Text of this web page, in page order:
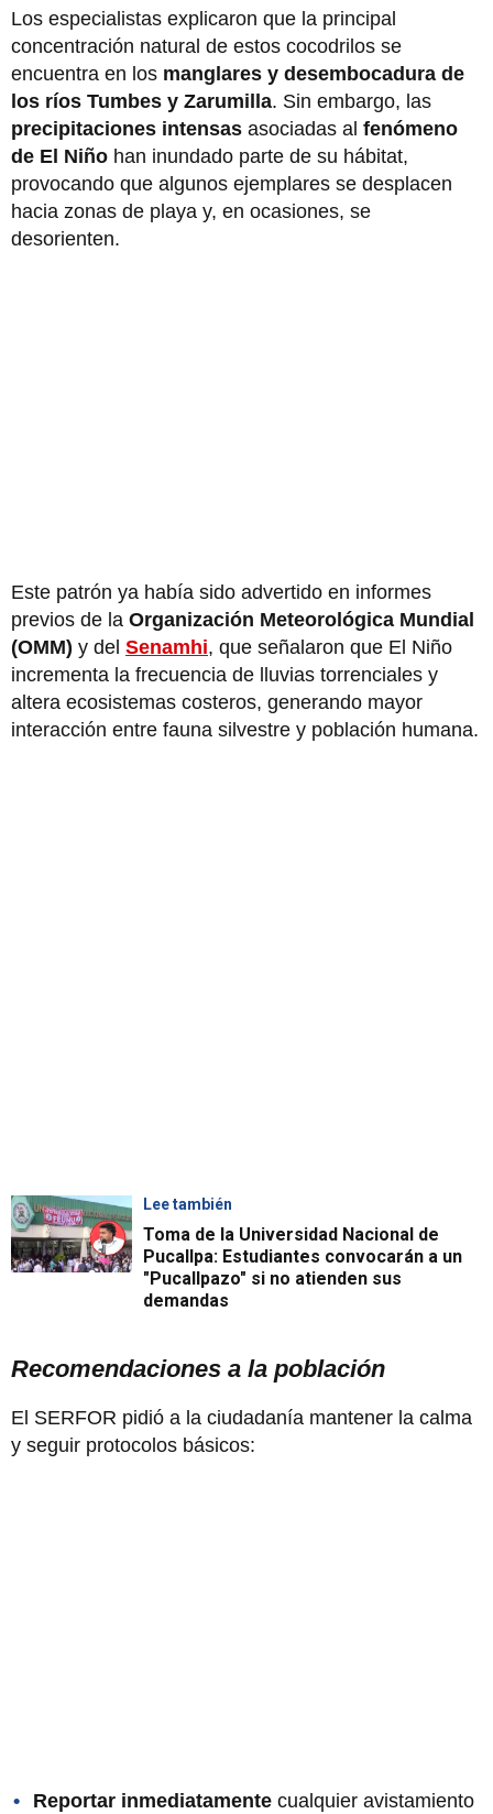
Los especialistas explicaron que la principal
concentración natural de estos cocodrilos se
encuentra en los manglares y desembocadura de
los ríos Tumbes y Zarumilla. Sin embargo, las
precipitaciones intensas asociadas al fenómeno
de El Niño han inundado parte de su hábitat,
provocando que algunos ejemplares se desplacen
hacia zonas de playa y, en ocasiones, se
desorienten.
Este patrón ya había sido advertido en informes
previos de la Organización Meteorológica Mundial
(OMM) y del Senamhi, que señalaron que El Niño
incrementa la frecuencia de lluvias torrenciales y
altera ecosistemas costeros, generando mayor
interacción entre fauna silvestre y población humana.
Lee también
Toma de la Universidad Nacional de
Pucallpa: Estudiantes convocarán a un
"Pucallpazo" si no atienden sus
demandas
Recomendaciones a la población
El SERFOR pidió a la ciudadanía mantener la calma
y seguir protocolos básicos:
Reportar inmediatamente cualquier avistamiento